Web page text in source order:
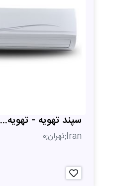
سپند تهویه - تهویه...
Iran;تهران;0